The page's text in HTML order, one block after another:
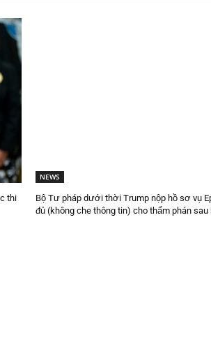
thi
NEWS
Bộ Tư pháp dưới thời Trump nộp hồ sơ vụ
đủ (không che thông tin) cho thẩm phán sau